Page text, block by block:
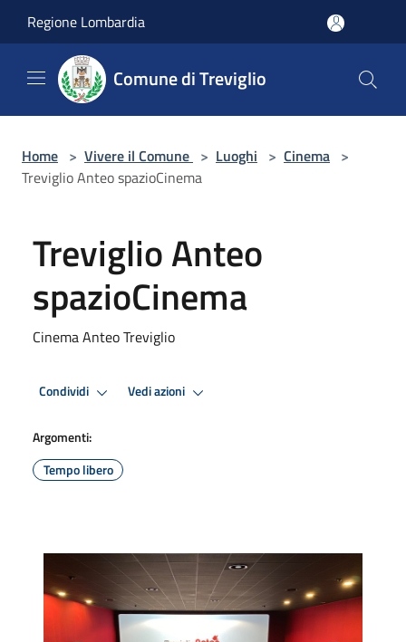
Regione Lombardia
Comune di Treviglio
Home > Vivere il Comune > Luoghi > Cinema >
Treviglio Anteo spazioCinema
Treviglio Anteo
spazioCinema
Cinema Anteo Treviglio
Condividi Vedi azioni
Argomenti:
Tempo libero